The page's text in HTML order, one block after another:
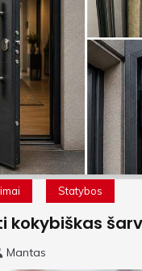
Statybos
kokybiškas
Mantas